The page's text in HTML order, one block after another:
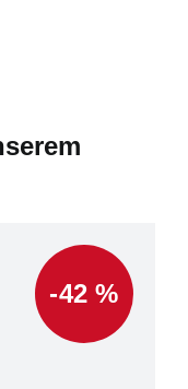
-42 %